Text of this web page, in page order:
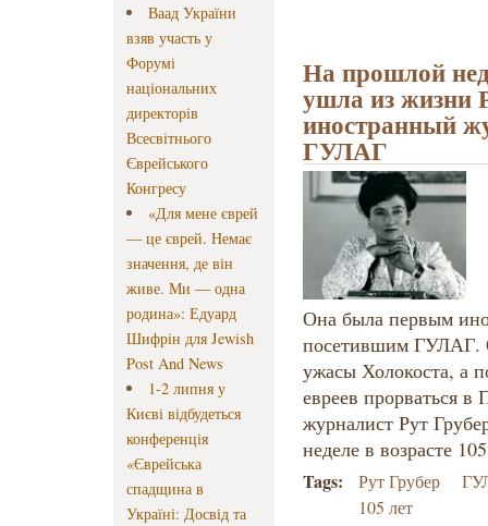
Ваад України
взяв участь у
Форумі
національних
директорів
Всесвітнього
Єврейського
Конгресу
«Для мене єврей
— це єврей. Немає
значення, де він
живе. Ми — одна
родина»: Едуард
Шифрін для Jewish
Post And News
1-2 липня у
Києві відбудеться
конференція
«Єврейська
спадщина в
Україні: Досвід та
На прошлой
ушла из жизни
иностранный
ГУЛАГ
Она была первым
посетившим ГУЛАГ.
ужасы Холокоста, а
евреев прорваться
журналист Рут
неделе в возрасте
Tags: Рут Грубер
105 лет